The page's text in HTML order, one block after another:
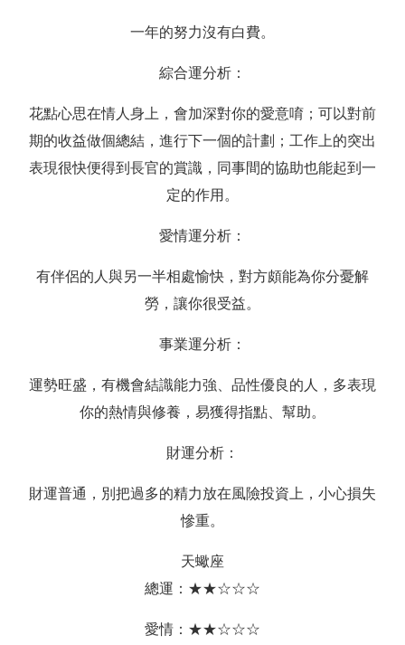
一年的努力沒有白費。
綜合運分析：
花點心思在情人身上，會加深對你的愛意唷；可以對前
期的收益做個總結，進行下一個的計劃；工作上的突出
表現很快便得到長官的賞識，同事間的協助也能起到一
定的作用。
愛情運分析：
有伴侶的人與另一半相處愉快，對方頗能為你分憂解
勞，讓你很受益。
事業運分析：
運勢旺盛，有機會結識能力強、品性優良的人，多表現
你的熱情與修養，易獲得指點、幫助。
財運分析：
財運普通，別把過多的精力放在風險投資上，小心損失
慘重。
天蠍座
總運：★★☆☆☆
愛情：★★☆☆☆